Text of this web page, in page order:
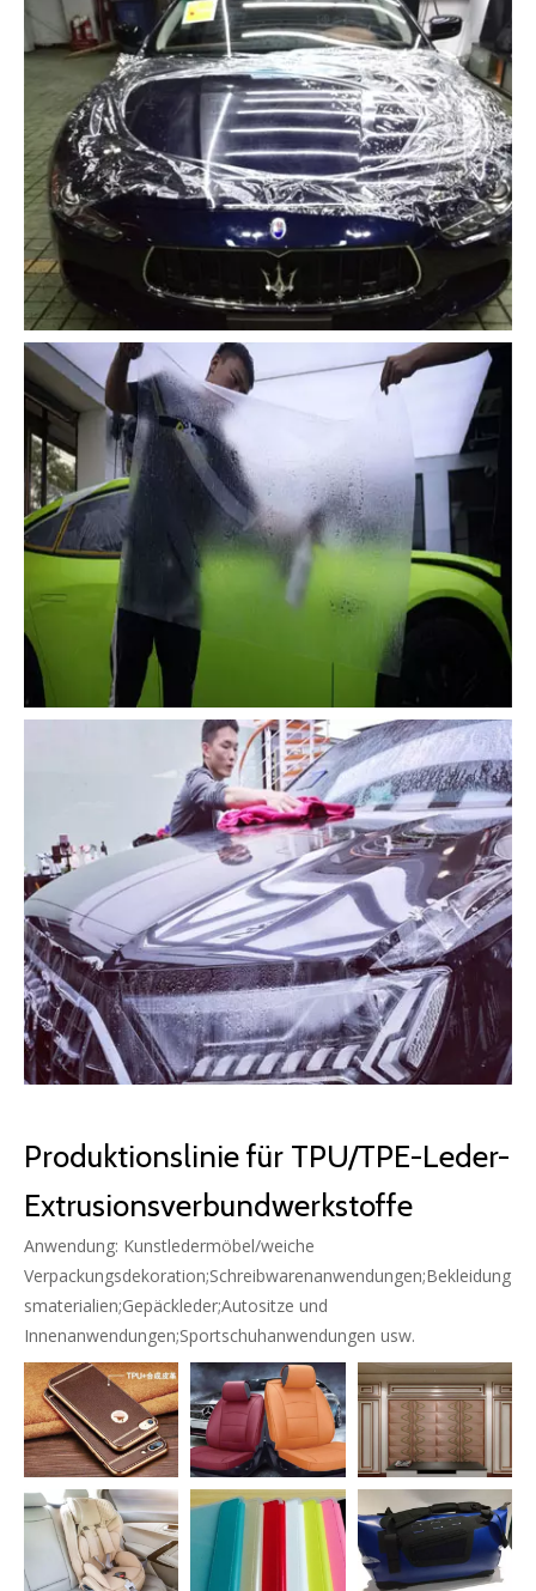
Produktionslinie für TPU/TPE-Leder-
Extrusionsverbundwerkstoffe
Anwendung: Kunstledermöbel/weiche
Verpackungsdekoration;Schreibwarenanwendungen;Bekleidung
smaterialien;Gepäckleder;Autositze und
Innenanwendungen;Sportschuhanwendungen usw.